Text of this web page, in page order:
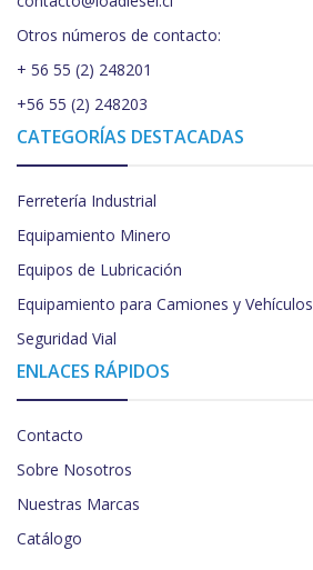
Otros números de contacto:
+ 56 55 (2) 248201
+56 55 (2) 248203
CATEGORÍAS DESTACADAS
Ferretería Industrial
Equipamiento Minero
Equipos de Lubricación
Equipamiento para Camiones y Vehículos
Seguridad Vial
ENLACES RÁPIDOS
Contacto
Sobre Nosotros
Nuestras Marcas
Catálogo